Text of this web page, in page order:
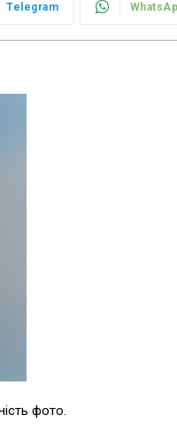
Telegram
фото.